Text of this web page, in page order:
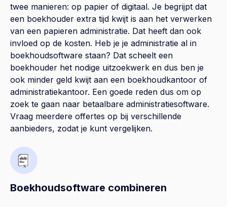
twee manieren: op papier of digitaal. Je begrijpt dat
een boekhouder extra tijd kwijt is aan het verwerken
van een papieren administratie. Dat heeft dan ook
invloed op de kosten. Heb je je administratie al in
boekhoudsoftware staan? Dat scheelt een
boekhouder het nodige uitzoekwerk en dus ben je
ook minder geld kwijt aan een boekhoudkantoor of
administratiekantoor. Een goede reden dus om op
zoek te gaan naar betaalbare administratiesoftware.
Vraag meerdere offertes op bij verschillende
aanbieders, zodat je kunt vergelijken.
Boekhoudsoftware combineren